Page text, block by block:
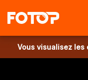
Vous visualisez les